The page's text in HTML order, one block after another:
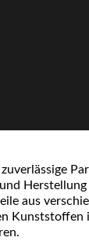
Herstellung
aus
Kunststoffen